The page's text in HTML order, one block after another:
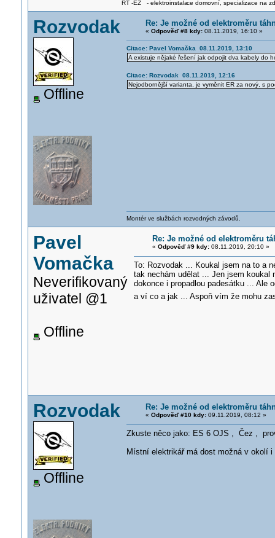
RT -EZ - elektroinstalace domovní, specializace na
Rozvodak
Offline
Re: Je možné od elektroměru
« Odpověď #8 kdy:08.11.2019, 16:10 »
Citace: Pavel Vomačka 08.11.2019, 13:10
A existuje nějaké řešení jak odpojit dva kabely do
Citace: Rozvodak 08.11.2019, 12:16
Nejodbornější varianta, je vyměnit ER za nový, s
Montér ve službách rozvodných závodů.
Pavel
Vomačka
Neverifikovaný
uživatel @1
Offline
Re: Je možné od elektroměru
« Odpověď #9 kdy:08.11.2019, 20:10 »
To: Rozvodak ... Koukal jsem na to a
tak nechám udělat ... Jen jsem koukal
dokonce i propadlou padesátku ... Ale
a ví co a jak ... Aspoň vím že mohu
Rozvodak
Offline
Re: Je možné od elektroměru
« Odpověď #10 kdy:09.11.2019, 08:12 »
Zkuste něco jako: ES 6 OJS , Čez ,
Místní elektrikář má dost možná v okolí